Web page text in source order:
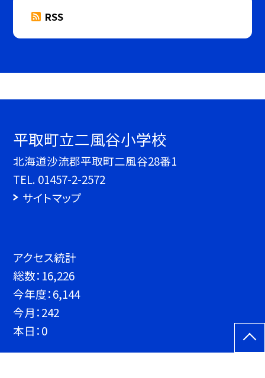
RSS
平取町立二風谷小学校
北海道沙流郡平取町二風谷28番1
TEL. 01457-2-2572
サイトマップ
アクセス統計
総数： 16,226
今年度：6,144
今月：242
本日：0